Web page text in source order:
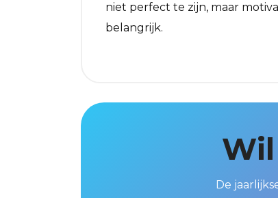
niet perfect te zijn, maar
belangrijk.
De